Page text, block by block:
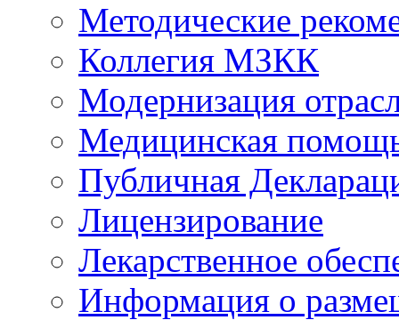
Методические
Коллегия МЗКК
Модернизация
Медицинская
Публичная
Лицензирование
Лекарственное
Информация о